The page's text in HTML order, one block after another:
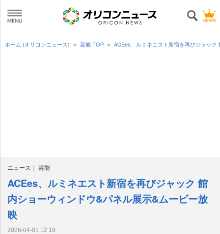
ホーム (オリコンニュース) 芸能 TOP ACEes、ルミネエスト新宿を再びジャッ
ニュース 芸能
ACEes、ルミネエスト新宿を再びジャック 館
内ショーウィンドウ&パネル展示&ムービー放
映
2026-04-01 12:19